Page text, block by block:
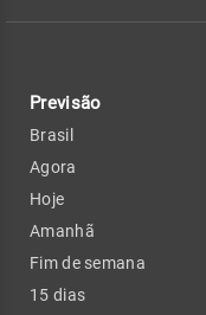
Previsão
Brasil
Agora
Hoje
Amanhã
Fim de semana
15 dias